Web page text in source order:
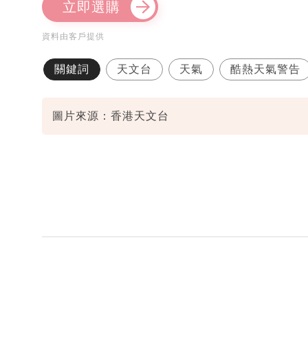
立即選購
資料由客戶提供
關鍵詞 天文台 天氣 酷熱天氣警告
圖片來源：香港天文台